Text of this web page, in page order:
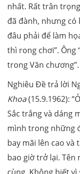
nhất. Rất trân
đã đành, nhưng có
đâu phải để làm
thì rong chơi”. Ông
trong Văn chương”.
Nghiêu Đề trả lời
Khoa(15.9.1962):
Sắc trắng và dáng
mình trong những
bay mãi lên cao và
bao giờ trở lại. Tên
cùng. Không biết